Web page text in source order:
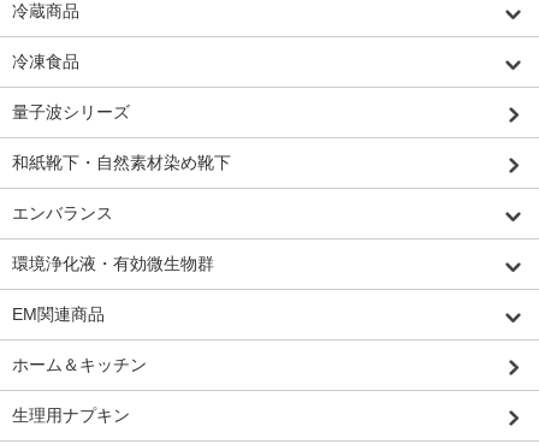
冷蔵商品
冷凍食品
量子波シリーズ
和紙靴下・自然素材染め靴下
エンバランス
環境浄化液・有効微生物群
EM関連商品
ホーム＆キッチン
生理用ナプキン